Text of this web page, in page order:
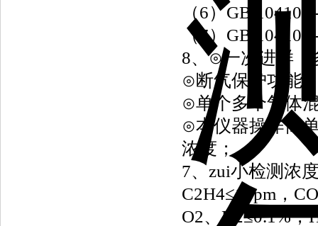
（6）GB
（7）GB
8、⊙一次进样，
⊙断气保护功能
⊙单个多个气体
⊙本仪器操作简
浓度；
7、zui小检测浓
C2H4≤1ppm，
O2、N2≤0.1%，